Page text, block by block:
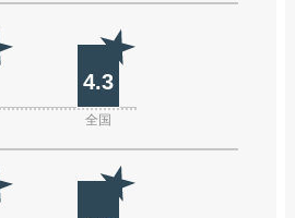
4.3
全国